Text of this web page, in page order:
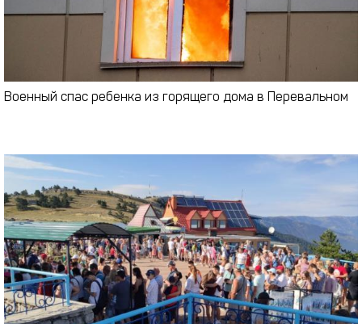
Военный спас ребенка из горящего дома в Перевальном